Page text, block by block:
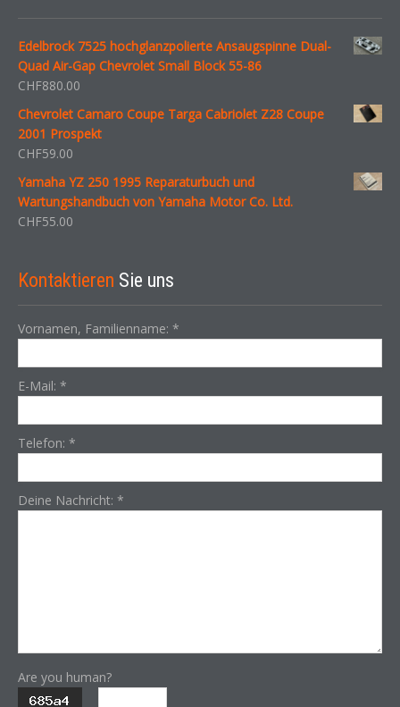
Edelbrock 7525 hochglanzpolierte Ansaugspinne Dual-
Quad Air-Gap Chevrolet Small Block 55-86
CHF880.00
Chevrolet Camaro Coupe Targa Cabriolet Z28 Coupe
2001 Prospekt
CHF59.00
Yamaha YZ 250 1995 Reparaturbuch und
Wartungshandbuch von Yamaha Motor Co. Ltd.
CHF55.00
Kontaktieren Sie uns
Vornamen, Familienname: *
E-Mail: *
Telefon: *
Deine Nachricht: *
Are you human?